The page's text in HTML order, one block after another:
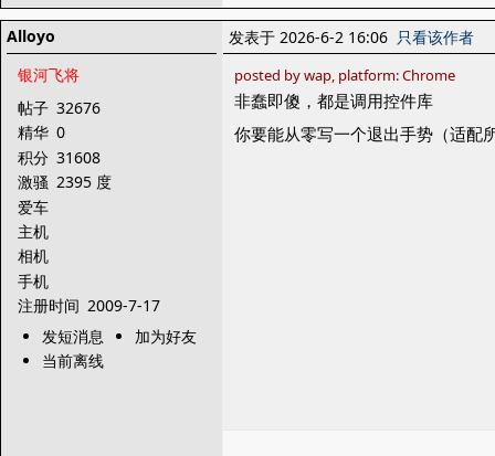
Alloyo
银河飞将
帖子 32676
精华 0
积分 31608
激骚 2395 度
爱车
主机
相机
手机
注册时间 2009-7-17
发短消息
加为好友
当前离线
发表于 2026-6-2 16:06 只看该作者
posted by wap, platform: Chrome
非蠢即傻，都是调用控件库
你要能从零写一个退出手势（适配